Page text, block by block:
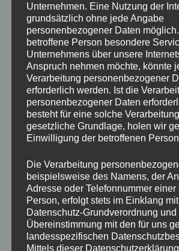
Geburtsdatum
Geburtsort
Hochzeitsdatum
Hochzeitsort
Daten der Kinder
Daten des oder der Partner/s
Sterbedatum
Sterbeort
Friedhof
Die ersten Schritte zum Stammbaum
Mit diesen Daten kannst Du dann bereits
befüllen. Im Regelfall solltest Du bis zu
kommen.
Ab da wird es dann schon kniffliger!
Hilfreich war für mich auch die Seite des
Unternehmen. Eine Nutzung der
grundsätzlich ohne jede Angabe
personenbezogener Daten
betroffene Person besondere
Unternehmens über unsere
Anspruch nehmen möchte, könnte
Verarbeitung personenbezogener
erforderlich werden. Ist die
personenbezogener Daten
besteht für eine solche
gesetzliche Grundlage, holen wir
Einwilligung der betroffenen
Die Verarbeitung
beispielsweise des Namens, der
Adresse oder Telefonnummer einer
Person, erfolgt stets im Einklang
Datenschutz-Grundverordnung und
Übereinstimmung mit den für uns
landesspezifischen
Mittels dieser